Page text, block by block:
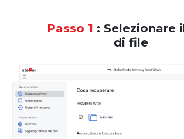
Passo 1 : Selezionare
di file